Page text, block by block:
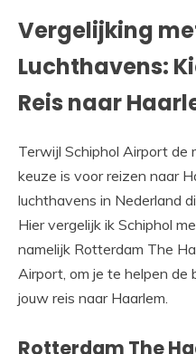
Vergelijking
Luchthavens:
Reis naar
Terwijl Schiphol Airport de
keuze is voor reizen naar
luchthavens in Nederland
Hier vergelijk ik Schiphol
namelijk Rotterdam The
Airport, om je te helpen
jouw reis naar Haarlem.
Rotterdam The